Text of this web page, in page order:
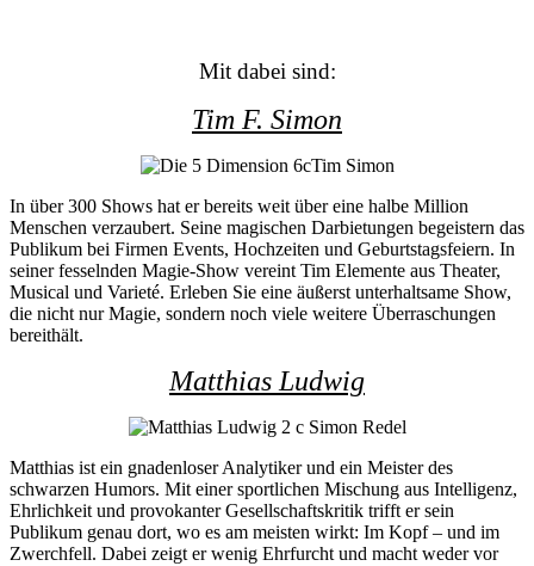
Mit dabei sind:
Tim F. Simon
In über 300 Shows hat er bereits weit über eine halbe Million
Menschen verzaubert. Seine magischen Darbietungen begeistern das
Publikum bei Firmen Events, Hochzeiten und Geburtstagsfeiern. In
seiner fesselnden Magie-Show vereint Tim Elemente aus Theater,
Musical und Varieté. Erleben Sie eine äußerst unterhaltsame Show,
die nicht nur Magie, sondern noch viele weitere Überraschungen
bereithält.
Matthias Ludwig
Matthias ist ein gnadenloser Analytiker und ein Meister des
schwarzen Humors. Mit einer sportlichen Mischung aus Intelligenz,
Ehrlichkeit und provokanter Gesellschaftskritik trifft er sein
Publikum genau dort, wo es am meisten wirkt: Im Kopf – und im
Zwerchfell. Dabei zeigt er wenig Ehrfurcht und macht weder vor